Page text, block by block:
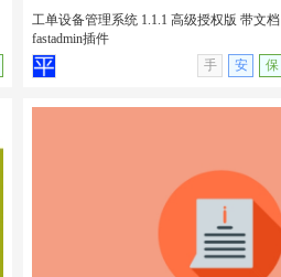
无演示
工单设备管理系统 1.1.1 高级授权版 带
工单设备管理系统 1.1.1 高级授权版 带文档
fastadmin插件
手
安 保